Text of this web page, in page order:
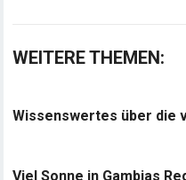
WEITERE THEMEN:
Wissenswertes über die
Viel Sonne in Gambias